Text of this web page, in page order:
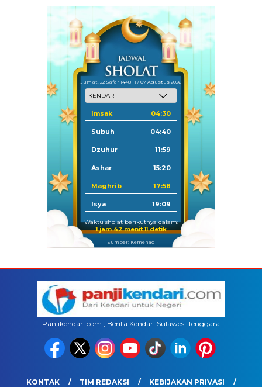
Jum'at, 22 Safar 1448 H / 07 Agustus 2026
Imsak 04:30
Subuh 04:40
Dzuhur 11:59
Ashar 15:20
Maghrib 17:58
Isya 19:09
Waktu sholat berikutnya dalam:
1 jam 42 menit 11 detik
Sumber: Kemenag
Panjikendari.com , Berita Kendari Sulawesi Tenggara
KONTAK TIM REDAKSI KEBIJAKAN PRIVASI